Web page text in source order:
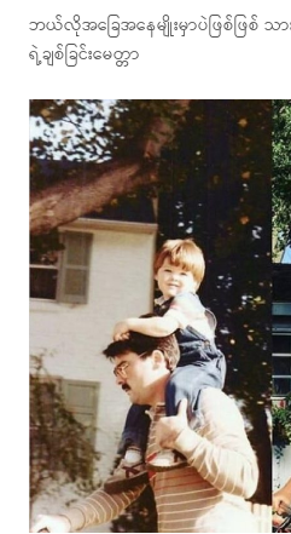
ဘယ်လိုအခြေအနေမျိုးမှာပဲဖြစ်ဖြစ်
ရဲ့ချစ်ခြင်းမေတ္တာ